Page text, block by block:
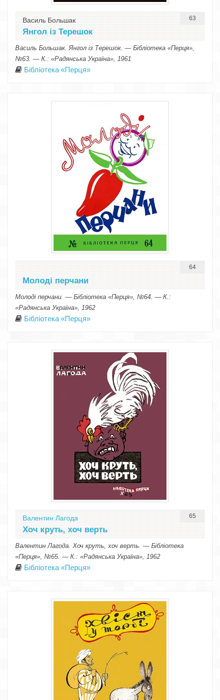
Василь Большак
Янгол із Терешок
63
Василь Большак. Янгол із Терешок. — Бібліотека «Перця»,
№63. — К.: «Радянська Україна», 1961
Бібліотека «Перця»
Молоді перчани
64
Молоді перчани. — Бібліотека «Перця», №64. — К.:
«Радянська Україна», 1962
Бібліотека «Перця»
Валентин Лагода
Хоч круть, хоч верть
65
Валентин Лагода. Хоч круть, хоч верть. — Бібліотека
«Перця», №65. — К.: «Радянська Україна», 1962
Бібліотека «Перця»